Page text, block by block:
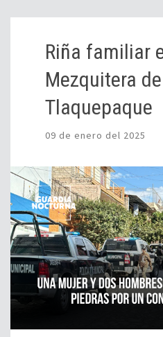
Riña familiar
Mezquitera de
Tlaquepaque
09 de enero del 2025